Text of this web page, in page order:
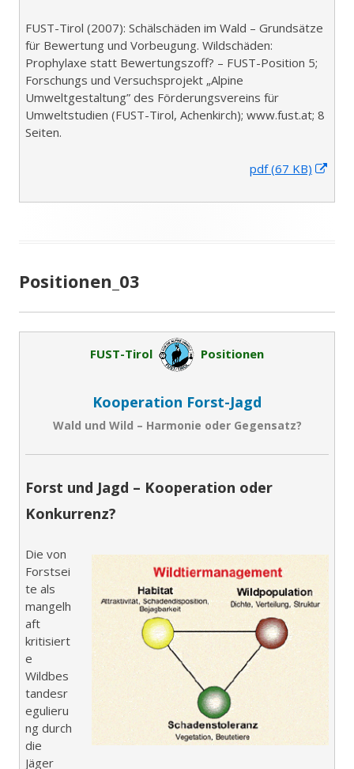
FUST-Tirol (2007): Schälschäden im Wald – Grundsätze
für Bewertung und Vorbeugung. Wildschäden:
Prophylaxe statt Bewertungszoff? – FUST-Position 5;
Forschungs und Versuchsprojekt „Alpine
Umweltgestaltung” des Förderungsvereins für
Umweltstudien (FUST-Tirol, Achenkirch); www.fust.at; 8
Seiten.
pdf (67 KB)
n
Positionen_03
FUST-Tirol Positionen
Kooperation Forst-Jagd
Wald und Wild – Harmonie oder Gegensatz?
Forst und Jagd – Kooperation oder
Konkurrenz?
Die von
Forstsei
te als
mangelh
aft
kritisiert
e
Wildbes
tandesr
egulieru
ng durch
die
Jäger